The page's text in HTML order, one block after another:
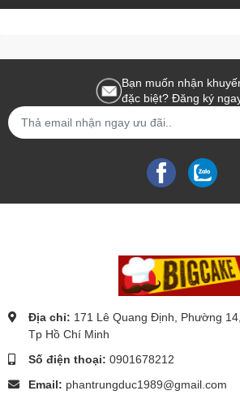
Bạn muốn nhận
đặc biệt? Đăng ký
Địa chỉ: 171 Lê Quang Định, Phường
Tp Hồ Chí Minh
Số điện thoại: 0901678212
Email: phantrungduc1989@gmail.com